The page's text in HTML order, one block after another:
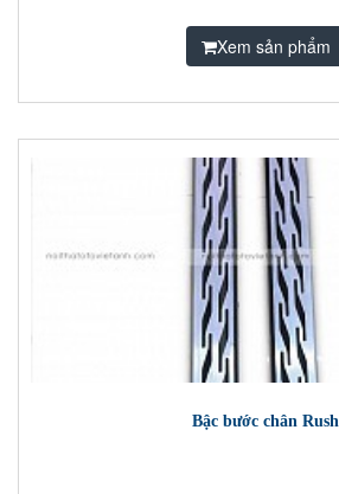
Xem sản phẩm
Bậc bước chân Rush